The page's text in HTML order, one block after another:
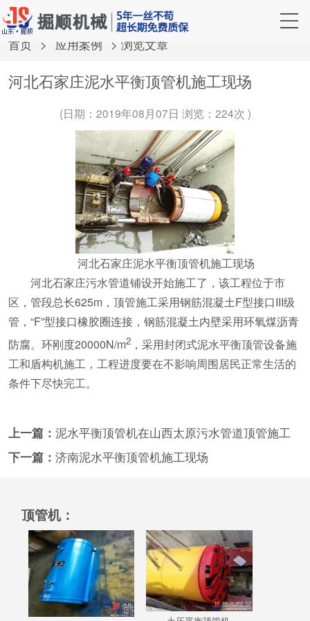
首页 > 应用案例 > 浏览文章
河北石家庄泥水平衡顶管机施工现场
(日期：2019年08月07日 浏览： 224次 )
河北石家庄泥水平衡顶管机施工现场
河北石家庄污水管道铺设开始施工了，该工程位于市
区，管段总长625m，顶管施工采用钢筋混凝土F型接口III级
管，“F”型接口橡胶圈连接，钢筋混凝土内壁采用环氧煤沥青
防腐。环刚度20000N/m2，采用封闭式泥水平衡顶管设备施
工和盾构机施工，工程进度要在不影响周围居民正常生活的
条件下尽快完工。
上一篇： 泥水平衡顶管机在山西太原污水管道顶管施工
下一篇： 济南泥水平衡顶管机施工现场
顶管机：